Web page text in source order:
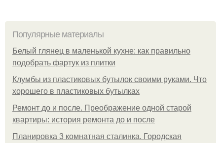
Популярные материалы
Белый глянец в маленькой кухне: как правильно
подобрать фартук из плитки
Клумбы из пластиковых бутылок своими руками. Что
хорошего в пластиковых бутылках
Ремонт до и после. Преображение одной старой
квартиры: история ремонта до и после
Планировка 3 комнатная сталинка. Городская